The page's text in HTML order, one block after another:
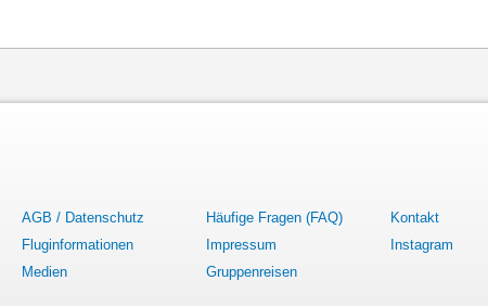
AGB / Datenschutz Häufige Fragen (FAQ)
Kontakt
Fluginformationen Impressum
Instagram
Medien Gruppenreisen